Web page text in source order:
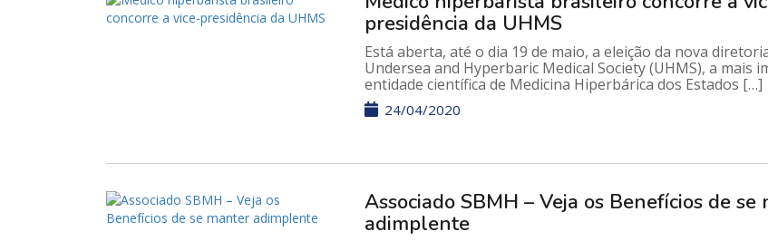
presidência da UHMS
Está aberta, até o dia 19 de maio, a eleição da nova
Undersea and Hyperbaric Medical Society (UHMS), a mais
entidade científica de Medicina Hiperbárica dos Estados […]
24/04/2020
Associado SBMH – Veja os Benefícios de se
adimplente